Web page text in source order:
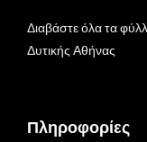
Διαβάστε όλα τα
Δυτικής Αθήνας
Πληροφορίες